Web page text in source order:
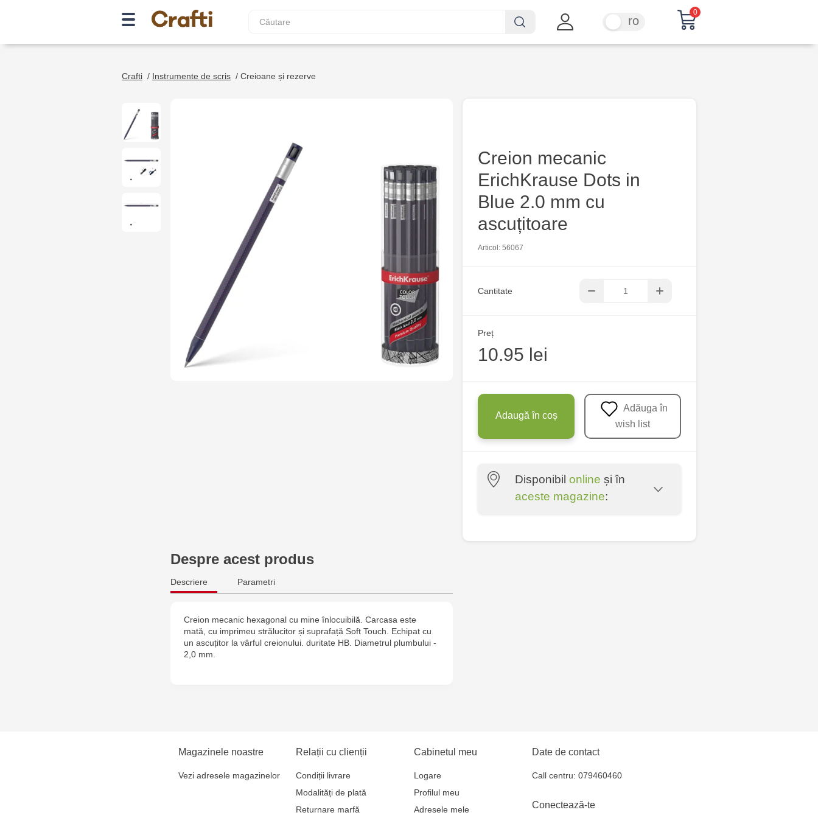
ro
0
Crafti / Instrumente de scris / Creioane și rezerve
Creion mecanic
ErichKrause Dots in
Blue 2.0 mm cu
ascuțitoare
Articol: 56067
Cantitate
Preț
10.95 lei
Adaugă în coș
wish list
Disponibil online și în
aceste magazine:
10/1
Despre acest produs
Descriere Parametri
Creion mecanic hexagonal cu mine înlocuibilă. Carcasa este
mată, cu imprimeu strălucitor și suprafață Soft Touch. Echipat cu
un ascuțitor la vârful creionului. duritate HB. Diametrul plumbului -
2,0 mm.
Magazinele noastre
Vezi adresele magazinelor
Relații cu clienții
Condiții livrare
Modalități de plată
Returnare marfă
Cabinetul meu
Logare
Profilul meu
Adresele mele
Date de contact
Call centru: 079460460
Conectează-te